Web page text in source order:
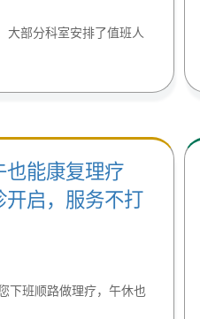
大部分科室安排了值班人
也能康复理疗
开启，服务不打
下班顺路做理疗，午休也